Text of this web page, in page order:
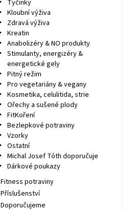
Tyčinky
Kloubní výživa
Zdravá výživa
Kreatin
Anabolizéry & NO produkty
Stimulanty, energizéry &
energetické gely
Pitný režim
Pro vegetariány & vegany
Kosmetika, celulitida, strie
Ořechy a sušené plody
FitKoření
Bezlepkové potraviny
Vzorky
Ostatní
Michal Josef Tóth doporučuje
Dárkové poukazy
Fitness potraviny
Příslušenství
Doporučujeme